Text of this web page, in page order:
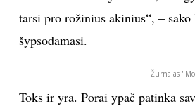
tarsi pro rožinius akinius“, –
šypsodamasi.
Žurnalas
Toks ir yra. Porai ypač patinka